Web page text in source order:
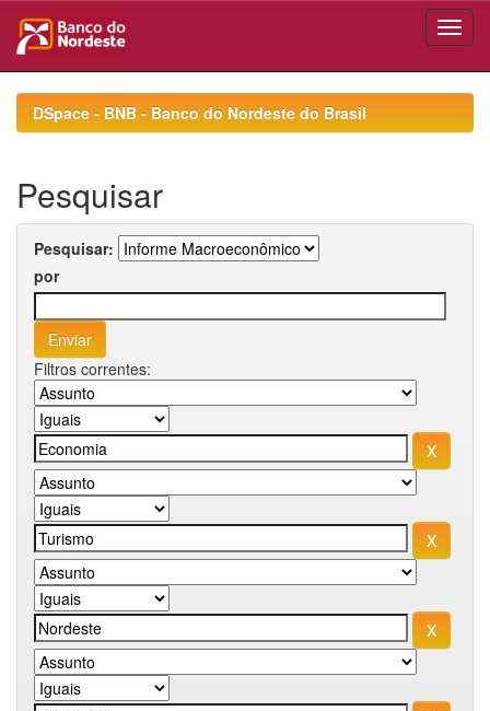
navigationDSpace - BNB - Banco do Nordeste do Brasil
Pesquisar
Pesquisar:
por
Filtros correntes: